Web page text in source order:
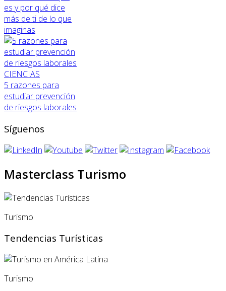
es y por qué dice
más de ti de lo que
imaginas
CIENCIAS
5 razones para
estudiar prevención
de riesgos laborales
Síguenos
Masterclass Turismo
Turismo
Tendencias Turísticas
Turismo